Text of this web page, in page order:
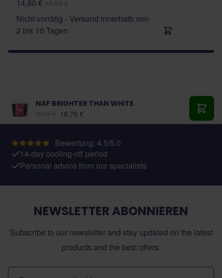
14,80 €
Nicht vorrätig - Versand innerhalb von
2 bis 10 Tagen
NAF BRIGHTER THAN WHITE
Ab:
16,76 € In
Bewertung: 4.5/5.0
14-day cooling-off period
Personal advice from our specialists
NEWSLETTER ABONNIEREN
Subscribe to our newsletter and stay updated on the latest
products and the best offers.
E-Mail-Adresse